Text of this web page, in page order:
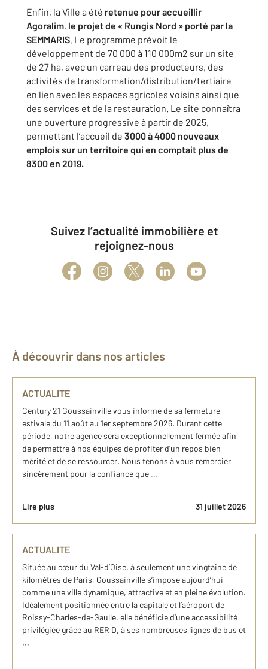
Enfin, la Ville a été retenue pour accueillir
Agoralim, le projet de « Rungis Nord » porté par la
SEMMARIS . Le programme prévoit le
développement de 70 000 à 110 000m2 sur un site
de 27 ha, avec un carreau des producteurs, des
activités de transformation/distribution/tertiaire
en lien avec les espaces agricoles voisins ainsi que
des services et de la restauration. Le site connaîtra
une ouverture progressive à partir de 2025,
permettant l’accueil de 3000 à 4000 nouveaux
emplois sur un territoire qui en comptait plus de
8300 en 2019.
Suivez l’actualité immobilière et
rejoignez-nous
À découvrir dans nos articles
ACTUALITE
Century 21 Goussainville vous informe de sa fermeture
estivale du 11 août au 1er septembre 2026. Durant cette
période, notre agence sera exceptionnellement fermée afin
de permettre à nos équipes de profiter d’un repos bien
mérité et de se ressourcer. Nous tenons à vous remercier
sincèrement pour la confiance que ...
Lire plus 31 juillet 2026
ACTUALITE
Située au cœur du Val-d’Oise, à seulement une vingtaine de
kilomètres de Paris, Goussainville s’impose aujourd’hui
comme une ville dynamique, attractive et en pleine évolution.
Idéalement positionnée entre la capitale et l’aéroport de
Roissy-Charles-de-Gaulle, elle bénéficie d’une accessibilité
privilégiée grâce au RER D, à ses nombreuses lignes de bus et
...